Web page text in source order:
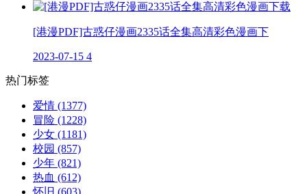
[港漫PDF]古惑仔漫画2335话全集高清彩色漫画下
2023-07-15 4
热门标签
爱情 (1377)
冒险 (1228)
少女 (1181)
校园 (857)
少年 (821)
热血 (612)
怀旧 (603)